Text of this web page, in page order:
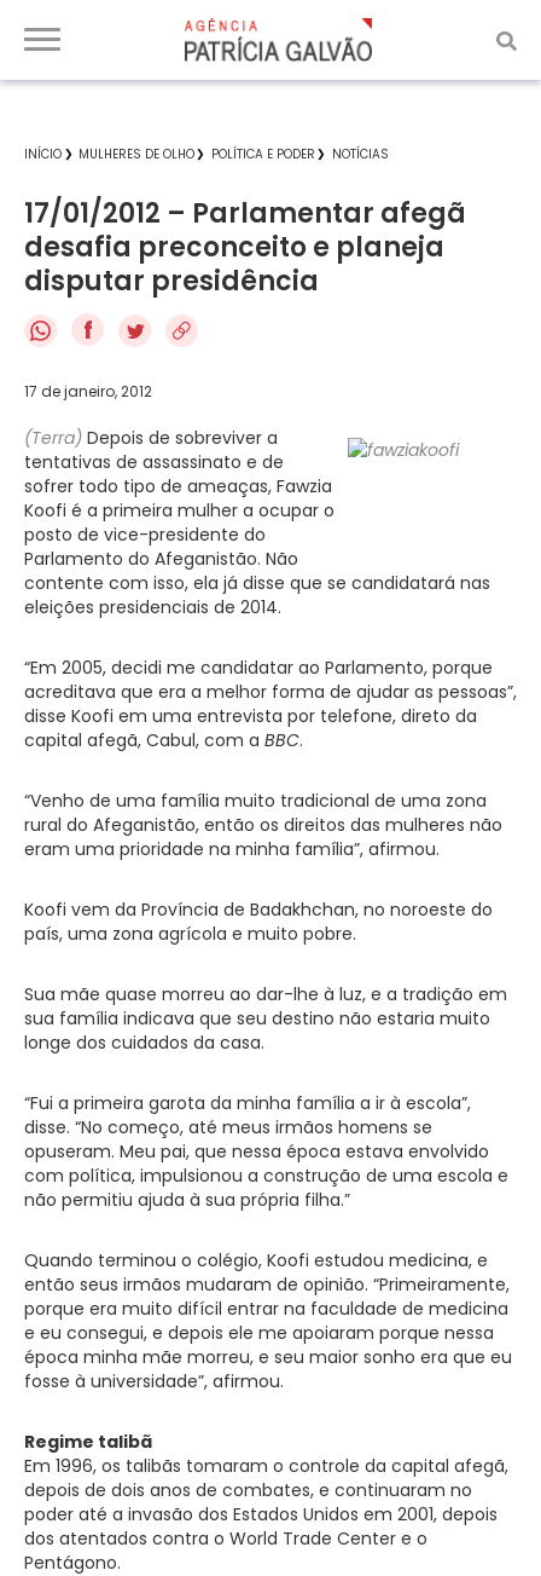
INÍCIO MULHERES DE OLHO POLÍTICA E PODER NOTÍCIAS
17/01/2012 – Parlamentar afegã
desafia preconceito e planeja
disputar presidência
f
17 de janeiro, 2012
(Terra) Depois de sobreviver a
tentativas de assassinato e de
sofrer todo tipo de ameaças, Fawzia
Koofi é a primeira mulher a ocupar o
posto de vice-presidente do
Parlamento do Afeganistão. Não
contente com isso, ela já disse que se candidatará nas
eleições presidenciais de 2014.
“Em 2005, decidi me candidatar ao Parlamento, porque
acreditava que era a melhor forma de ajudar as pessoas”,
disse Koofi em uma entrevista por telefone, direto da
capital afegã, Cabul, com a BBC.
“Venho de uma família muito tradicional de uma zona
rural do Afeganistão, então os direitos das mulheres não
eram uma prioridade na minha família”, afirmou.
Koofi vem da Província de Badakhchan, no noroeste do
país, uma zona agrícola e muito pobre.
Sua mãe quase morreu ao dar-lhe à luz, e a tradição em
sua família indicava que seu destino não estaria muito
longe dos cuidados da casa.
“Fui a primeira garota da minha família a ir à escola”,
disse. “No começo, até meus irmãos homens se
opuseram. Meu pai, que nessa época estava envolvido
com política, impulsionou a construção de uma escola e
não permitiu ajuda à sua própria filha.”
Quando terminou o colégio, Koofi estudou medicina, e
então seus irmãos mudaram de opinião. “Primeiramente,
porque era muito difícil entrar na faculdade de medicina
e eu consegui, e depois ele me apoiaram porque nessa
época minha mãe morreu, e seu maior sonho era que eu
fosse à universidade”, afirmou.
Regime talibã
Em 1996, os talibãs tomaram o controle da capital afegã,
depois de dois anos de combates, e continuaram no
poder até a invasão dos Estados Unidos em 2001, depois
dos atentados contra o World Trade Center e o
Pentágono.